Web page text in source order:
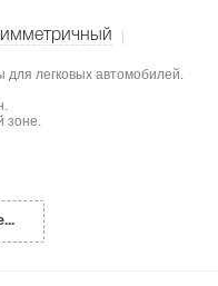
легковых автомобилей.
зоне.